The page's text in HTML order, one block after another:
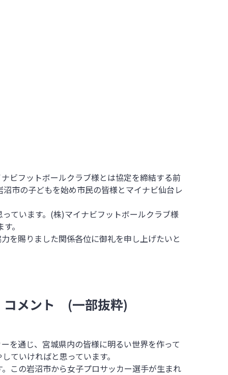
ビフットボールクラブ様とは協定を締結する前
市の子どもを始め市民の皆様とマイナビ仙台レ
ています。 (株)マイナビフットボールクラブ様
。
を賜りました関係各位に御礼を申し上げたいと
コメント (一部抜粋)
を通じ、宮城県内の皆様に明るい世界を作って
ていければと思っています。
この岩沼市から女子プロサッカー選手が生まれ